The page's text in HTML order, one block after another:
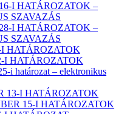
I HATÁROZATOK –
SZAVAZÁS
I HATÁROZATOK –
SZAVAZÁS
I HATÁROZATOK
I HATÁROZATOK
i határozat – elektronikus
13-I HATÁROZATOK
15-I HATÁROZATOK